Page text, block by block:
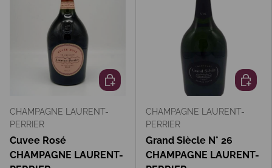
CHAMPAGNE LAURENT-
PERRIER
Cuvee Rosé
CHAMPAGNE LAURENT-
In den Warenkorb
CHAMPAGNE LAURENT-
PERRIER
Grand Siècle N° 26
CHAMPAGNE LAURENT-
In den